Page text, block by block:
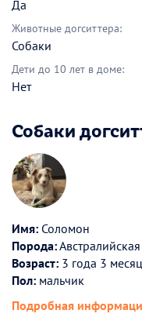
Да
Животные догситтера:
Собаки
Дети до 10 лет в доме:
Нет
Собаки
Имя: Соломон
Порода:
Возраст: 3 года 3
Пол: мальчик
Подробная